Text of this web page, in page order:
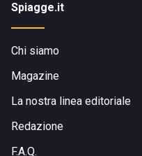
Spiagge.it
Chi siamo
Magazine
La nostra linea editoriale
Redazione
F.A.Q.